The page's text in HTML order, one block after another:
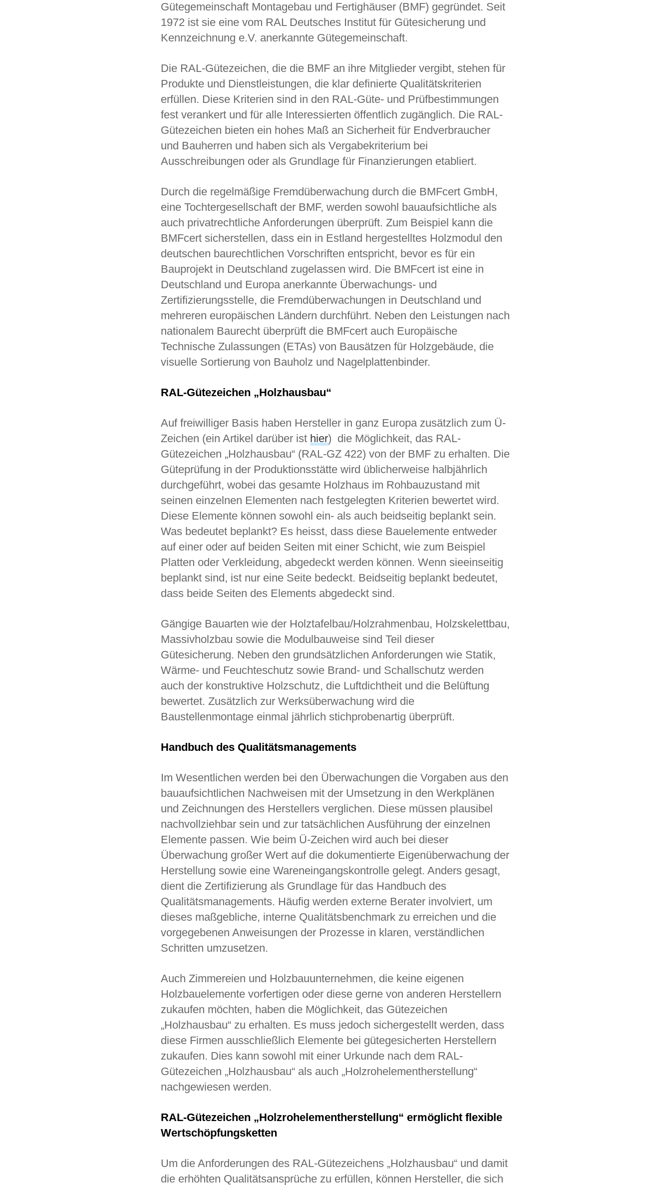
Gütegemeinschaft Montagebau und Fertighäuser (BMF) gegründet. Seit
1972 ist sie eine vom RAL Deutsches Institut für Gütesicherung und
Kennzeichnung e.V. anerkannte Gütegemeinschaft.
Die RAL-Gütezeichen, die die BMF an ihre Mitglieder vergibt, stehen für
Produkte und Dienstleistungen, die klar definierte Qualitätskriterien
erfüllen. Diese Kriterien sind in den RAL-Güte- und Prüfbestimmungen
fest verankert und für alle Interessierten öffentlich zugänglich. Die RAL-
Gütezeichen bieten ein hohes Maß an Sicherheit für Endverbraucher
und Bauherren und haben sich als Vergabekriterium bei
Ausschreibungen oder als Grundlage für Finanzierungen etabliert.
Durch die regelmäßige Fremdüberwachung durch die BMFcert GmbH,
eine Tochtergesellschaft der BMF, werden sowohl bauaufsichtliche als
auch privatrechtliche Anforderungen überprüft. Zum Beispiel kann die
BMFcert sicherstellen, dass ein in Estland hergestelltes Holzmodul den
deutschen baurechtlichen Vorschriften entspricht, bevor es für ein
Bauprojekt in Deutschland zugelassen wird. Die BMFcert ist eine in
Deutschland und Europa anerkannte Überwachungs- und
Zertifizierungsstelle, die Fremdüberwachungen in Deutschland und
mehreren europäischen Ländern durchführt. Neben den Leistungen nach
nationalem Baurecht überprüft die BMFcert auch Europäische
Technische Zulassungen (ETAs) von Bausätzen für Holzgebäude, die
visuelle Sortierung von Bauholz und Nagelplattenbinder.
RAL-Gütezeichen „Holzhausbau“
Auf freiwilliger Basis haben Hersteller in ganz Europa zusätzlich zum Ü-
Zeichen (ein Artikel darüber ist hier) die Möglichkeit, das RAL-
Gütezeichen „Holzhausbau“ (RAL-GZ 422) von der BMF zu erhalten. Die
Güteprüfung in der Produktionsstätte wird üblicherweise halbjährlich
durchgeführt, wobei das gesamte Holzhaus im Rohbauzustand mit
seinen einzelnen Elementen nach festgelegten Kriterien bewertet wird.
Diese Elemente können sowohl ein- als auch beidseitig beplankt sein.
Was bedeutet beplankt? Es heisst, dass diese Bauelemente entweder
auf einer oder auf beiden Seiten mit einer Schicht, wie zum Beispiel
Platten oder Verkleidung, abgedeckt werden können. Wenn sieeinseitig
beplankt sind, ist nur eine Seite bedeckt. Beidseitig beplankt bedeutet,
dass beide Seiten des Elements abgedeckt sind.
Gängige Bauarten wie der Holztafelbau/Holzrahmenbau, Holzskelettbau,
Massivholzbau sowie die Modulbauweise sind Teil dieser
Gütesicherung. Neben den grundsätzlichen Anforderungen wie Statik,
Wärme- und Feuchteschutz sowie Brand- und Schallschutz werden
auch der konstruktive Holzschutz, die Luftdichtheit und die Belüftung
bewertet. Zusätzlich zur Werksüberwachung wird die
Baustellenmontage einmal jährlich stichprobenartig überprüft.
Handbuch des Qualitätsmanagements
Im Wesentlichen werden bei den Überwachungen die Vorgaben aus den
bauaufsichtlichen Nachweisen mit der Umsetzung in den Werkplänen
und Zeichnungen des Herstellers verglichen. Diese müssen plausibel
nachvollziehbar sein und zur tatsächlichen Ausführung der einzelnen
Elemente passen. Wie beim Ü-Zeichen wird auch bei dieser
Überwachung großer Wert auf die dokumentierte Eigenüberwachung der
Herstellung sowie eine Wareneingangskontrolle gelegt. Anders gesagt,
dient die Zertifizierung als Grundlage für das Handbuch des
Qualitätsmanagements. Häufig werden externe Berater involviert, um
dieses maßgebliche, interne Qualitätsbenchmark zu erreichen und die
vorgegebenen Anweisungen der Prozesse in klaren, verständlichen
Schritten umzusetzen.
Auch Zimmereien und Holzbauunternehmen, die keine eigenen
Holzbauelemente vorfertigen oder diese gerne von anderen Herstellern
zukaufen möchten, haben die Möglichkeit, das Gütezeichen
„Holzhausbau“ zu erhalten. Es muss jedoch sichergestellt werden, dass
diese Firmen ausschließlich Elemente bei gütegesicherten Herstellern
zukaufen. Dies kann sowohl mit einer Urkunde nach dem RAL-
Gütezeichen „Holzhausbau“ als auch „Holzrohelementherstellung“
nachgewiesen werden.
RAL-Gütezeichen „Holzrohelementherstellung“ ermöglicht flexible
Wertschöpfungsketten
Um die Anforderungen des RAL-Gütezeichens „Holzhausbau“ und damit
die erhöhten Qualitätsansprüche zu erfüllen, können Hersteller, die sich